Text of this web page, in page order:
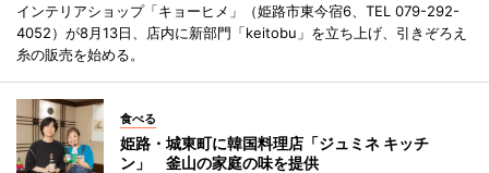
インテリアショップ「キョーヒメ」（姫路市東今宿6、TEL 079-292-
4052）が8月13日、店内に新部門「keitobu」を立ち上げ、引きぞろえ
糸の販売を始める。
食べる
姫路・城東町に韓国料理店「ジュミネ キッチ
ン」 釜山の家庭の味を提供